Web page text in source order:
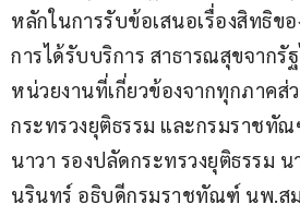
หลักในการรับข้อเสนอเรื่องสิทธิข
การได้รับบริการ สาธารณสุขจาก
หน่วยงานที่เกี่ยวข้องจากทุกภาคส่
กระทรวงยุติธรรม และกรมราชทั
นาวา รองปลัดกระทรวงยุติธรรม
นรินทร์ อธิบดีกรมราชทัณฑ์ นพ.ส